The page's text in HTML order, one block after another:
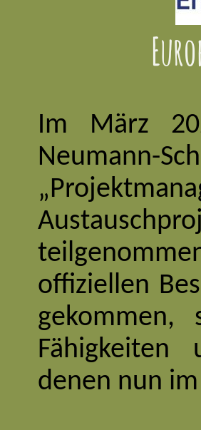
Im März
Neumann-
offiziellen
gekommen,
Fähigkeiten
denen nun